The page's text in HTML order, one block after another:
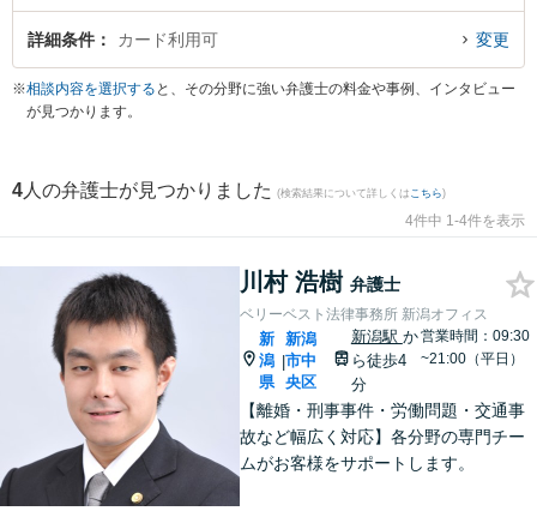
生した不倫慰謝料トラブルを今すぐに弁護士に相談したい』『交通事故の過失
割合や後遺障害のトラブル解決の実績豊富な近くの弁護士を検索したい』『初
約したい』などでお困りの相談者さんにおすすめです。
詳細条件 カード利用可 変更
※相談内容を選択する と、その分野に強い弁護士の料金や事例、インタビュー
が見つかります。
4 人の弁護士が見つかりました (検索結果について詳しくは こちら)
4件中 1-4件を表示
川村 浩樹 弁護士
ベリーベスト法律事務所 新潟オフィス
新
潟
県
|
新潟
市中
央区
新潟駅 か
ら徒歩4
分
営業時間：09:30
~21:00（平日）
【離婚・刑事事件・労働問題・交通事
故など幅広く対応】各分野の専門チー
ムがお客様をサポートします。